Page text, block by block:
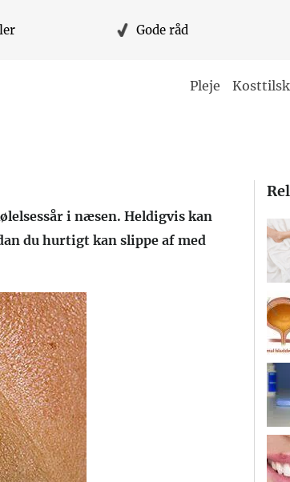
Gode råd
Pleje
i næsen. Heldigvis kan
du hurtigt kan slippe af med